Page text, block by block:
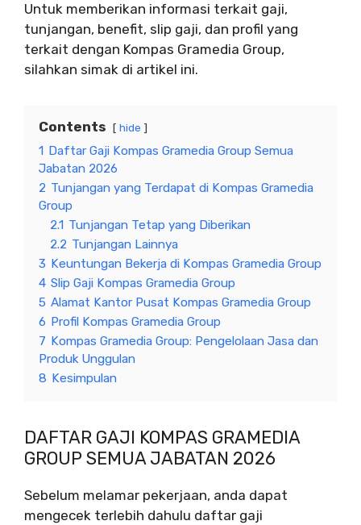
Untuk memberikan informasi terkait gaji,
tunjangan, benefit, slip gaji, dan profil yang
terkait dengan Kompas Gramedia Group,
silahkan simak di artikel ini.
Contents hide
1 Daftar Gaji Kompas Gramedia Group Semua
Jabatan 2026
2 Tunjangan yang Terdapat di Kompas Gramedia
Group
2.1 Tunjangan Tetap yang Diberikan
2.2 Tunjangan Lainnya
3 Keuntungan Bekerja di Kompas Gramedia Group
4 Slip Gaji Kompas Gramedia Group
5 Alamat Kantor Pusat Kompas Gramedia Group
6 Profil Kompas Gramedia Group
7 Kompas Gramedia Group: Pengelolaan Jasa dan
Produk Unggulan
8 Kesimpulan
DAFTAR GAJI KOMPAS GRAMEDIA
GROUP SEMUA JABATAN 2026
Sebelum melamar pekerjaan, anda dapat
mengecek terlebih dahulu daftar gaji